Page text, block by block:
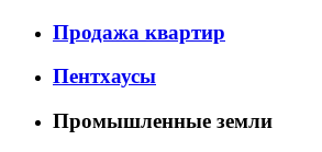
Продажа квартир
Пентхаусы
Промышленные земли